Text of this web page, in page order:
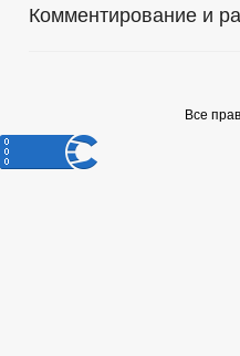
Комментирование и
Все